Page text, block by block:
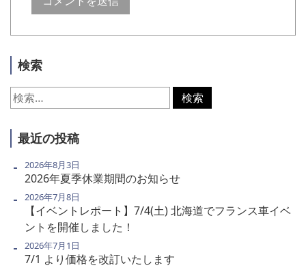
検索
検
索:
最近の投稿
2026年夏季休業期間のお知らせ
2026年8月3日
【イベントレポート】7/4(土) 北海道でフランス車イベ
ントを開催しました！
2026年7月8日
7/1 より価格を改訂いたします
2026年7月1日